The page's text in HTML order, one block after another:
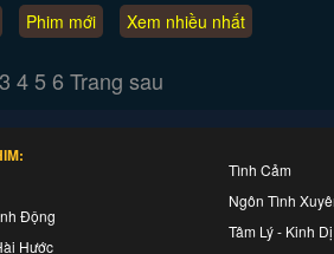
Phim mới Xem nhiều nhất
3 4 5 6 Trang sau
Động
Hước
Tình Cảm
Ngôn Tình
Tâm Lý - Kinh Dị